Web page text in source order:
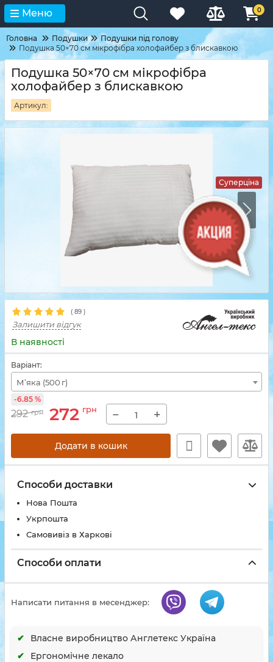
Меню 0
Головна Подушки
Подушки під голову
Подушка 50×70 см мікрофібра холофайбер з блискавкою
Подушка 50×70 см мікрофібра
холофайбер з блискавкою
Артикул:
Суперціна
( 89 )
Залишити відгук
В наявності
Варіант:
М’яка (500 г)
292 грн 272 грн
-6.85 %
− +
Додати в кошик
Способи доставки
Нова Пошта
Укрпошта
Самовивіз в Харкові
Способи оплати
Написати питання в месенджер:
Власне виробництво Англетекс Україна
Ергономічне лекало